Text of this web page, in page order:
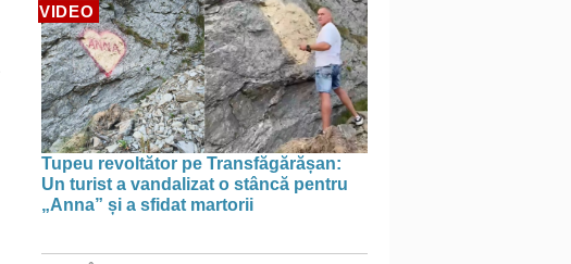
VIDEO
Tupeu revoltător pe Transfăgărășan:
Un turist a vandalizat o stâncă pentru
„Anna” și a sfidat martorii